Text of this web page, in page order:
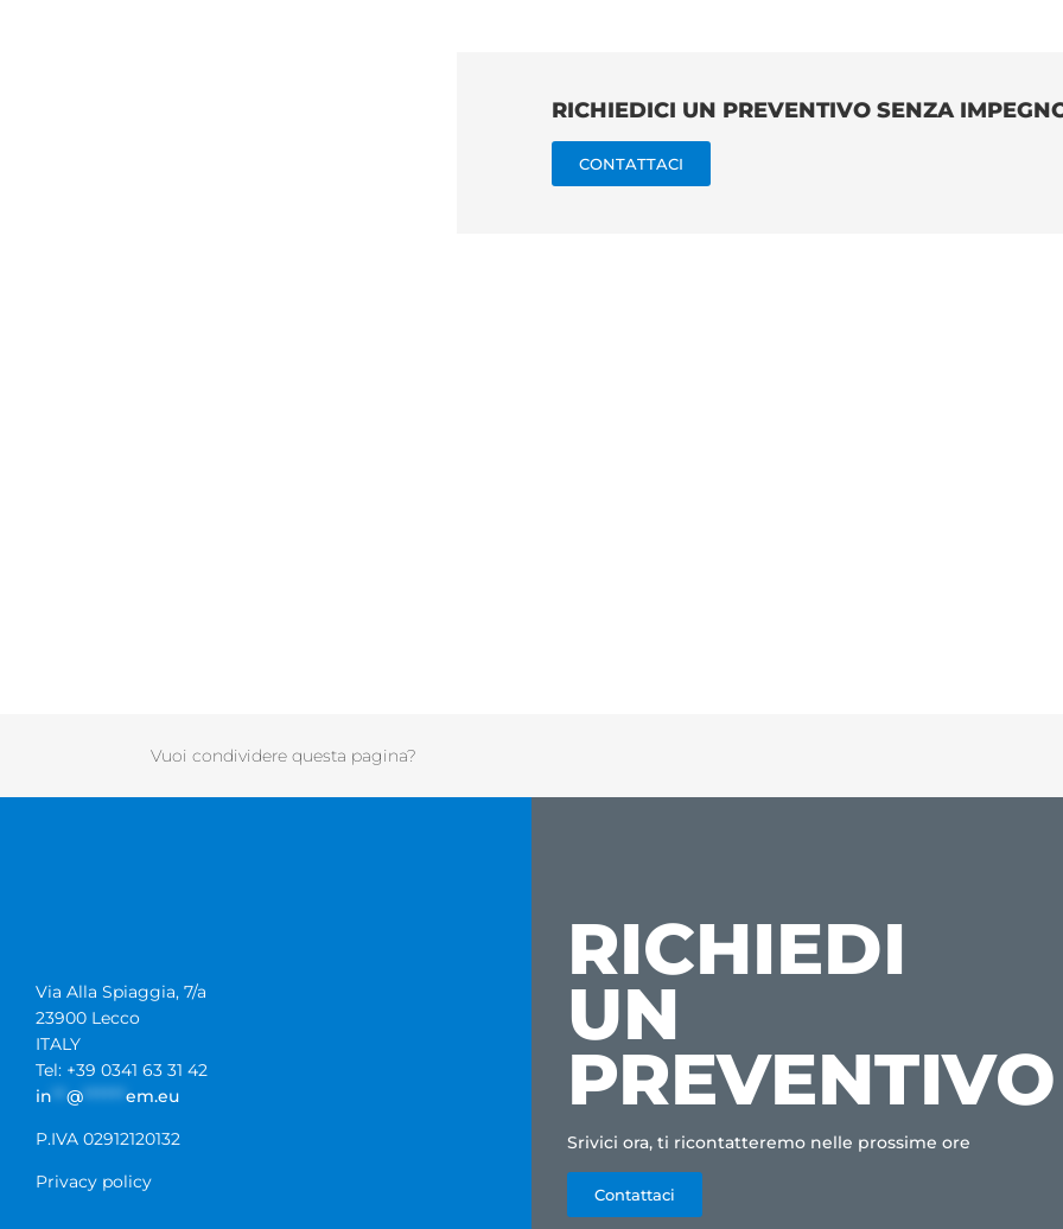
RICHIEDICI UN PREVENTIVO SENZA
CONTATTACI
Vuoi condividere questa pagina?
Via Alla Spiaggia, 7/a
23900 Lecco
ITALY
Tel: +39 0341 63 31 42
in
@ ****** em.eu
P.IVA 02912120132
Privacy policy
RICHIEDI
UN
PREVENTIVO
Srivici ora, ti ricontatteremo nelle prossime ore
Contattaci